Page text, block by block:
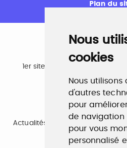
Nous
cookies
Nous utilisons
d'autres
pour
de navigation
pour vous
personnalisé
Plan du
Emploi
1er site emploi du secteur
Actualités, guide et annuaire
de la
www.profilculture-